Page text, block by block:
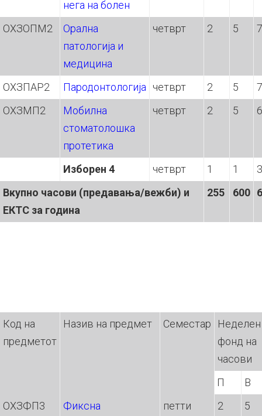
нега на болен
ОХЗОПМ2
Орална
патологија и
медицина
четврт 2 5 7
ОХЗПАР2 Пародонтологија четврт 2 5
7
ОХЗМП2
Мобилна
стоматолошка
протетика
четврт 2 5 6
Изборен 4 четврт 1 1
3
Вкупно часови (предавања/вежби) и
ЕКТС за година
255 600
Код на
предметот
Назив на предмет Семестар
Неделен
фонд на
часови
П
В
ОХЗФП3
Фиксна
петти 2 5